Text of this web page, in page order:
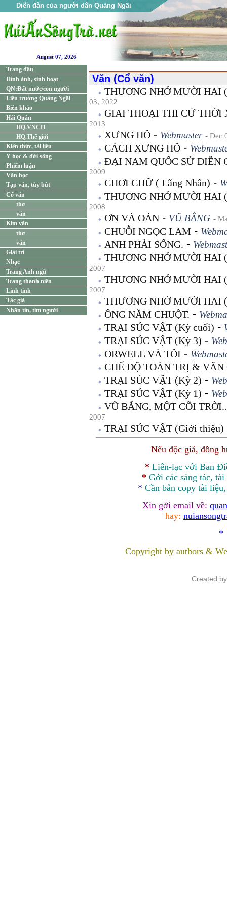
Diễn đàn của người dân Quảng Ngãi
August 07, 2026
Trang đầu
Hình ảnh, sinh hoạt
QN:Đất nước/con người
Liên trường Quảng Ngãi
Biên khảo
Hải Quân
HQ.VNCH
HQ.Thế giới
Kiến thức, tài liệu
Y học & đời sống
Phiếm luận
Văn học
Tạp văn, tùy bút
Cổ văn
thơ
văn
Kim văn
thơ
văn
Giải trí
Nhạc
Trang Anh ngữ
Trang thanh niên
Linh tinh
Tác giả
Nhắn tin, tìm người
Văn (Cổ văn)
THƯƠNG NHỚ MƯỜI HAI
03, 2022
GIAI THOẠI THI CỬ THỜI
2013
XƯNG HÔ - Webmaster - Dec
CÁCH XƯNG HÔ -
ĐẠI NAM QUỐC SỬ DIỄN
2009
CHƠI CHỮ ( Lãng Nhân) -
THƯƠNG NHỚ MƯỜI HAI
2008
ƠN VÀ OÁN - VŨ BẰNG -
CHUỖI NGỌC LAM -
ANH PHẢI SỐNG. -
THƯƠNG NHỚ MƯỜI HAI
2007
THƯƠNG NHỚ MƯỜI HAI
2007
THƯƠNG NHỚ MƯỜI HAI
ÔNG NĂM CHUỘT. -
TRẠI SÚC VẬT (Kỳ cuối) -
TRẠI SÚC VẬT (Kỳ 3) -
ORWELL VÀ TÔI -
CHẾ ĐỘ TOÀN TRỊ & VĂN
TRẠI SÚC VẬT (Kỳ 2) -
TRẠI SÚC VẬT (Kỳ 1) -
VŨ BẰNG, MỘT CÕI
2007
TRẠI SÚC VẬT (Giới thiệu)
Nếu độc giả, đồng
* Liên-lạc với Ban
* Gởi các sáng tác,
* Cần bản copy tài
Xin gởi email về:
hay:
*
Copyright by authors &
Created